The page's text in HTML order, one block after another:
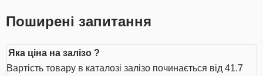
Поширені запитання
Яка ціна на залізо ?
Вартість товару в каталозі залізо починається від 41.7